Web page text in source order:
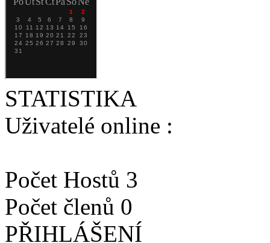
STATISTIKA
Uživatelé online :
Počet Hostů 3
Počet členů 0
PŘIHLÁŠENÍ